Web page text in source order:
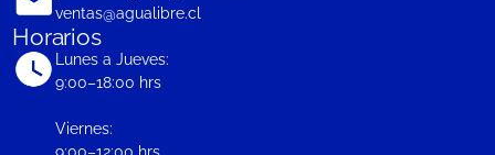
ventas@agualibre.cl
Horarios
Lunes a Jueves:
9:00–18:00 hrs
Viernes:
9:00–12:00 hrs.